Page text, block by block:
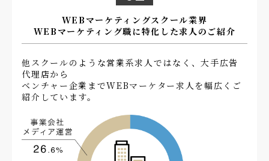
WEBマーケティングスクール業界
WEBマーケティング職に特化した求人のご紹介
他スクールのような営業系求人ではなく、大手広告
代理店から
ベンチャー企業までWEBマーケター求人を幅広くご
紹介しています。